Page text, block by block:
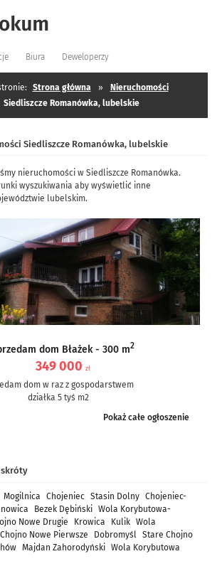
Biura Deweloperzy
Strona główna »
Nieruchomości
Siedliszcze Romanówka, lubelskie
Siedliszcze Romanówka, lubelskie
nieruchomości w Siedliszcze Romanówka.
wyszukiwania aby wyświetlić inne
lubelskim.
dom Błażek - 300 m2
349 000 zł
dom w raz z gospodarstwem
działka 5 tyś m2
Pokaż całe ogłoszenie
skróty
Mogilnica Chojeniec Stasin Dolny Chojeniec-
Bezek Dębiński Wola Korybutowa-
Nowe Drugie Krowica Kulik Wola
Chojno Nowe Pierwsze Dobromyśl
Stare Chojno
Majdan Zahorodyński Wola Korybutowa